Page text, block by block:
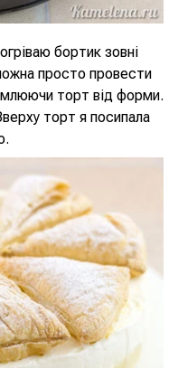
бортик зовні
просто провести
торт від форми.
торт я посипала